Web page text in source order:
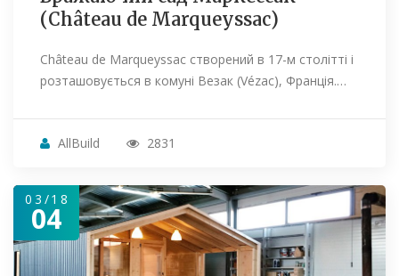
(Château de Marqueyssac)
Château de Marqueyssac створений в 17-м столітті і
розташовується в комуні Везак (Vézac), Франція.…
AllBuild 2831
03/18
04